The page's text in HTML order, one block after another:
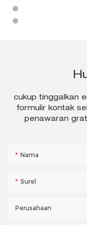
◎
◎
cukup tinggalkan
formulir kontak
penawaran
Nama
Surel
Perusahaan